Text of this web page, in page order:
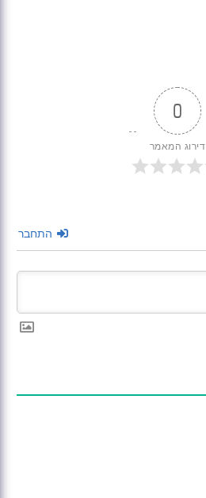
0
דירוג המאמר
התחבר